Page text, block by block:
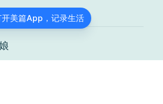
开美篇App，记录生活